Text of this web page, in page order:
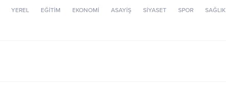
YEREL EĞİTİM EKONOMİ ASAYİŞ SİYASET SPOR SAĞLIK